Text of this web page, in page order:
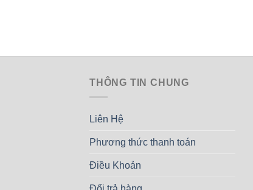
THÔNG TIN CHUNG
Liên Hệ
Phương thức thanh toán
Điều Khoản